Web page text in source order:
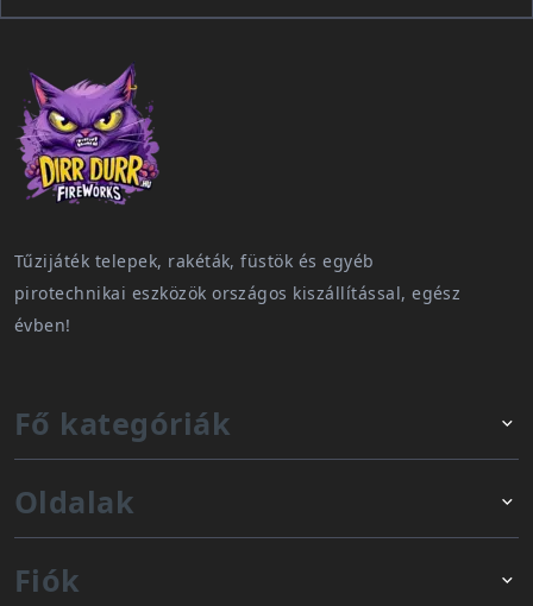
Tűzijáték telepek, rakéták, füstök és egyéb
pirotechnikai eszközök országos kiszállítással, egész
évben!
Fő kategóriák
Oldalak
Fiók